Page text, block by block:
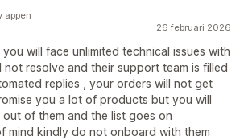
26 februari 2026
will face unlimited technical issues with
not resolve and their support team is filled
replies , your orders will not get
you a lot of products but you will
of them and the list goes on
mind kindly do not onboard with them
appen